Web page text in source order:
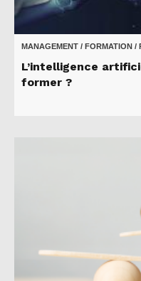
MANAGEMENT / FORMATION /
L’intelligence
former ?